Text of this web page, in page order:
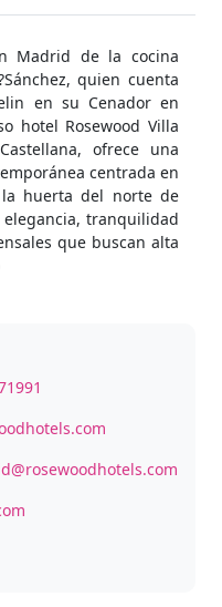
Madrid de la cocina
quien cuenta
en su Cenador en
hotel Rosewood Villa
ofrece una
centrada en
huerta del norte de
elegancia, tranquilidad
que buscan alta